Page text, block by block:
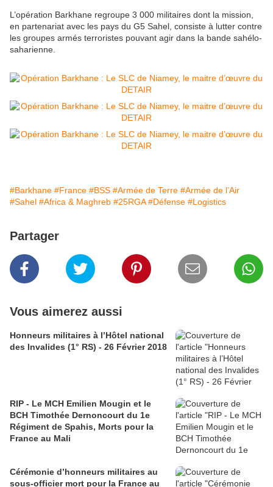
L’opération Barkhane regroupe 3 000 militaires dont la mission,
en partenariat avec les pays du G5 Sahel, consiste à lutter contre
les groupes armés terroristes pouvant agir dans la bande sahélo-
saharienne.
#Barkhane #France #BSS #Armée de Terre #Armée de l’Air
#Sahel #Africa & Maghreb #25RGA #Défense #Logistics
Partager
Vous aimerez aussi
Honneurs militaires à l’Hôtel national
des Invalides (1° RS) - 26 Février 2018
RIP - Le MCH Emilien Mougin et le
BCH Timothée Dernoncourt du 1e
Régiment de Spahis, Morts pour la
France au Mali
Cérémonie d’honneurs militaires au
sous-officier mort pour la France au